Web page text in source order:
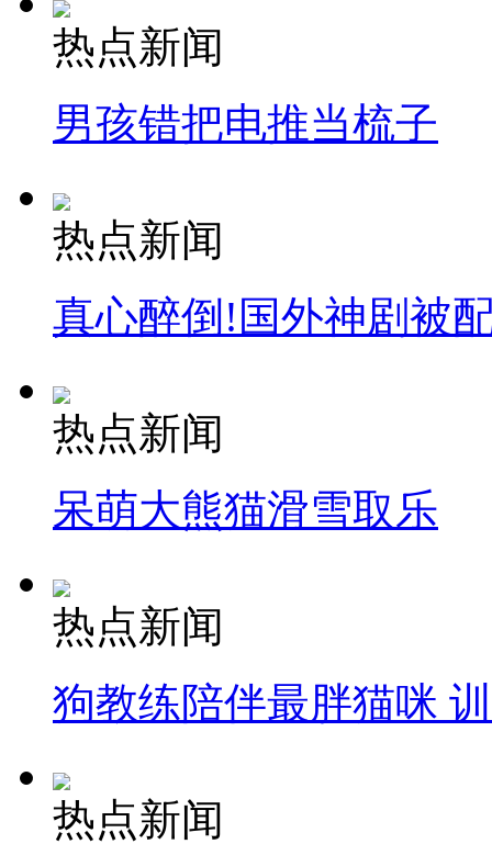
热点新闻
男孩错把电推当梳子
热点新闻
真心醉倒!国外神剧被
热点新闻
呆萌大熊猫滑雪取乐
热点新闻
狗教练陪伴最胖猫咪
热点新闻